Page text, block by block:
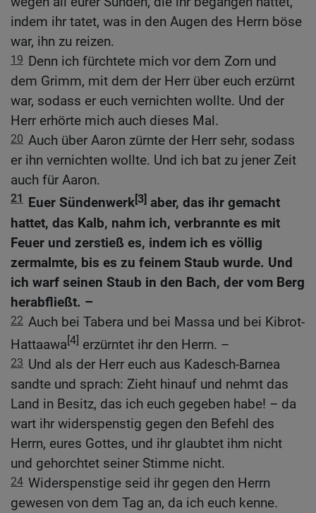
indem ihr tatet, was in den Augen des Herrn böse
war, ihn zu reizen.
19 Denn ich fürchtete mich vor dem Zorn und
dem Grimm, mit dem der Herr über euch erzürnt
war, sodass er euch vernichten wollte. Und der
Herr erhörte mich auch dieses Mal.
20 Auch über Aaron zürnte der Herr sehr, sodass
er ihn vernichten wollte. Und ich bat zu jener Zeit
auch für Aaron.
21 Euer Sündenwerk[3] aber, das ihr gemacht
hattet, das Kalb, nahm ich, verbrannte es mit
Feuer und zerstieß es, indem ich es völlig
zermalmte, bis es zu feinem Staub wurde. Und
ich warf seinen Staub in den Bach, der vom Berg
herabfließt. –
22 Auch bei Tabera und bei Massa und bei Kibrot-
Hattaawa[4] erzürntet ihr den Herrn. –
23 Und als der Herr euch aus Kadesch-Barnea
sandte und sprach: Zieht hinauf und nehmt das
Land in Besitz, das ich euch gegeben habe! – da
wart ihr widerspenstig gegen den Befehl des
Herrn, eures Gottes, und ihr glaubtet ihm nicht
und gehorchtet seiner Stimme nicht.
24 Widerspenstige seid ihr gegen den Herrn
gewesen von dem Tag an, da ich euch kenne.